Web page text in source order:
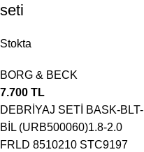
seti
Stokta
BORG & BECK
7.700 TL
DEBRİYAJ SETİ BASK-BLT-
BİL (URB500060)1.8-2.0
FRLD 8510210 STC9197